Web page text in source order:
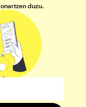
onartzen duzu.